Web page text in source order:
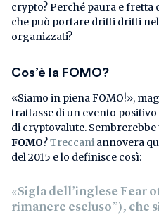
crypto? Perché paura e
che può portare dritti dritti
organizzati?
Cos’è la FOMO?
«Siamo in piena FOMO!»,
trattasse di un evento
di cryptovalute. Sembrerebbe
FOMO?Treccani annovera
del 2015 e lo definisce così:
«Sigla dell’inglese Fear
rimanere escluso”), che